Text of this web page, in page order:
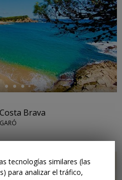
Brava
tecnologías similares (las
para analizar el tráfico,